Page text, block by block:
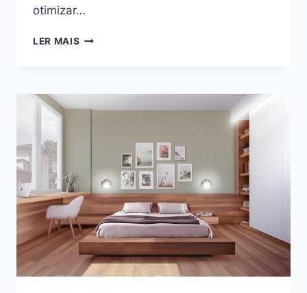
otimizar…
LER MAIS NICHO
QUARTO:
ORGANIZE